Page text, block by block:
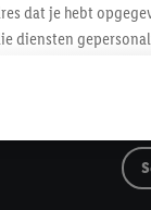
Lidl
dat je hebt
diensten
dan kunnen
door het
advertenties
als verschillende